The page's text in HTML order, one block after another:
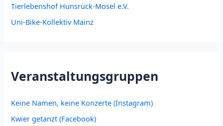
Tierlebenshof Hunsrück-Mosel e.V.
Uni-Bike-Kollektiv Mainz
Veranstaltungsgruppen
Keine Namen, keine Konzerte (Instagram)
Kwier getanzt (Facebook)